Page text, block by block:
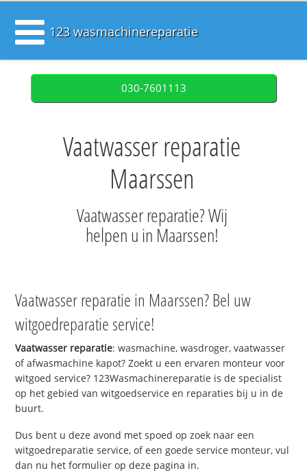
123 wasmachinereparatie
030-7601113
Vaatwasser reparatie
Maarssen
Vaatwasser reparatie? Wij
helpen u in Maarssen!
Vaatwasser reparatie in Maarssen? Bel uw
witgoedreparatie service!
Vaatwasser reparatie: wasmachine, wasdroger, vaatwasser
of afwasmachine kapot? Zoekt u een ervaren monteur voor
witgoed service? 123Wasmachinereparatie is de specialist
op het gebied van witgoedservice en reparaties bij u in de
buurt.
Dus bent u deze avond met spoed op zoek naar een
witgoedreparatie service, of een goede service monteur, vul
dan nu het formulier op deze pagina in.